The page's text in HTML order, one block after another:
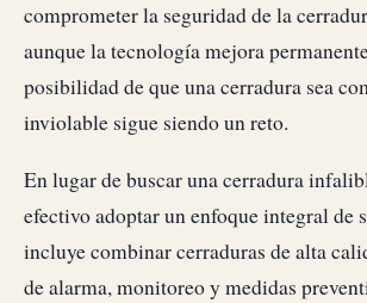
comprometer la seguridad de la
aunque la tecnología mejora
posibilidad de que una cerradura sea
inviolable sigue siendo un reto.
En lugar de buscar una cerradura
efectivo adoptar un enfoque integral de
incluye combinar cerraduras de alta
de alarma, monitoreo y medidas